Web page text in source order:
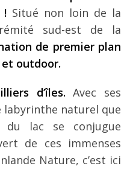
! Situé non loin de la
sud-est de la
de premier plan
outdoor.
d’îles. Avec ses
labyrinthe naturel que
lac se conjugue
de ces immenses
Nature, c’est ici